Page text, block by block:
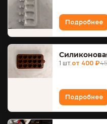
Подробнее
1 шт.от 400 ₽
Подробнее